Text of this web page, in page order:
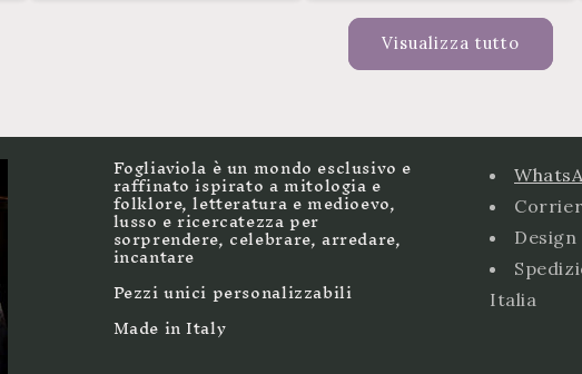
Visualizza tutto
Fogliaviola è un mondo esclusivo e
raffinato ispirato a mitologia e
folklore, letteratura e medioevo,
lusso e ricercatezza per
sorprendere, celebrare, arredare,
incantare
Pezzi unici personalizzabili
Made in Italy
Italia